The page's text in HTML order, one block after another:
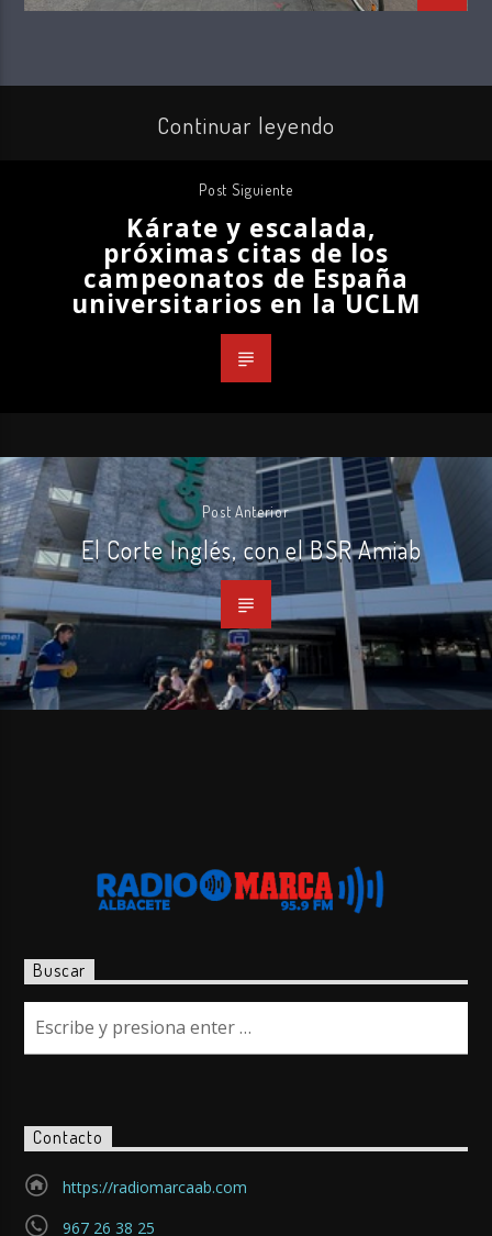
Continuar leyendo
Post Siguiente
Kárate y escalada,
próximas citas de los
campeonatos de España
universitarios en la UCLM
Post Anterior
El Corte Inglés, con el BSR Amiab
Buscar
Contacto
https://radiomarcaab.com
967 26 38 25